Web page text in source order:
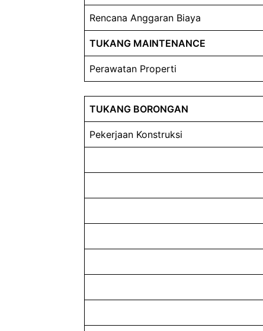
Rencana Anggaran Biaya
TUKANG MAINTENANCE
Perawatan Properti
TUKANG BORONGAN
Pekerjaan Konstruksi